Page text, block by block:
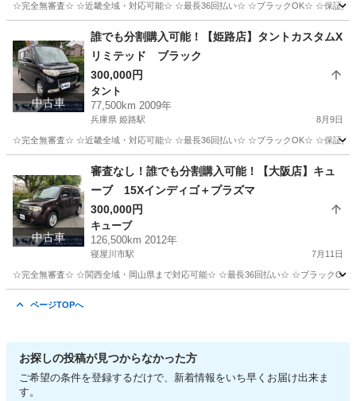
☆完全無審査☆ ☆近畿全域・対応可能☆ ☆最長36回払い☆ ☆ブラックOK☆ ☆保証人
寝屋川市駅 エスティマ 車両
中古車
誰でも分割購入可能！【姫路店】タントカスタムX
リミテッド ブラック
300,000円
タント
77,500km 2009年
兵庫県 姫路駅 8月9日
☆完全無審査☆ ☆近畿全域・対応可能☆ ☆最長36回払い☆ ☆ブラックOK☆ ☆保証人
姫路駅 タント 車両
中古車
審査なし！誰でも分割購入可能！【大阪店】キュ
ーブ 15Xインディゴ＋プラズマ
300,000円
キューブ
126,500km 2012年
寝屋川市駅 7月11日
☆完全無審査☆ ☆関西全域・岡山県まで対応可能☆ ☆最長36回払い☆ ☆ブラック
ページTOPへ
お探しの投稿が見つからなかった方
ご希望の条件を登録するだけで、新着情報をいち早くお届け出来ま
す。